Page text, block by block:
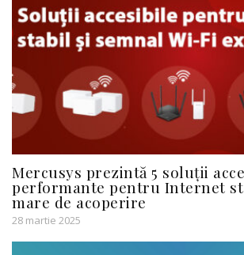
Mercusys prezintă 5 soluții
performante pentru Internet
mare de acoperire
28 martie 2025